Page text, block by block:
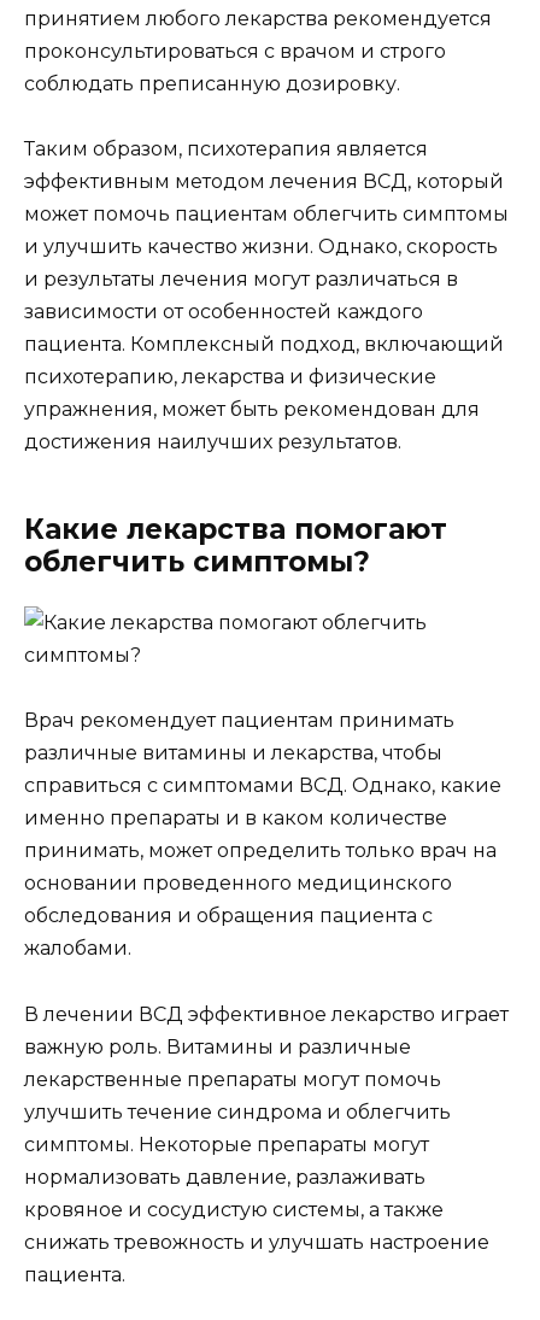
принятием любого лекарства рекомендуется
проконсультироваться с врачом и строго
соблюдать преписанную дозировку.
Таким образом, психотерапия является
эффективным методом лечения ВСД, который
может помочь пациентам облегчить симптомы
и улучшить качество жизни. Однако, скорость
и результаты лечения могут различаться в
зависимости от особенностей каждого
пациента. Комплексный подход, включающий
психотерапию, лекарства и физические
упражнения, может быть рекомендован для
достижения наилучших результатов.
Какие лекарства помогают
облегчить симптомы?
Врач рекомендует пациентам принимать
различные витамины и лекарства, чтобы
справиться с симптомами ВСД. Однако, какие
именно препараты и в каком количестве
принимать, может определить только врач на
основании проведенного медицинского
обследования и обращения пациента с
жалобами.
В лечении ВСД эффективное лекарство играет
важную роль. Витамины и различные
лекарственные препараты могут помочь
улучшить течение синдрома и облегчить
симптомы. Некоторые препараты могут
нормализовать давление, разлаживать
кровяное и сосудистую системы, а также
снижать тревожность и улучшать настроение
пациента.